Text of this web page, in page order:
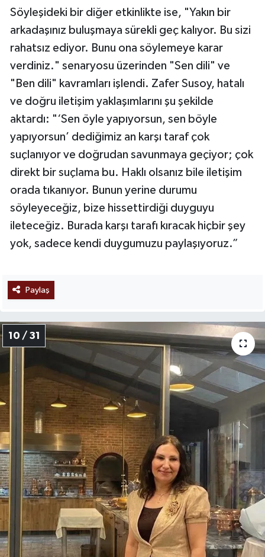
Söyleşideki bir diğer etkinlikte ise, "Yakın bir
arkadaşınız buluşmaya sürekli geç kalıyor. Bu sizi
rahatsız ediyor. Bunu ona söylemeye karar
verdiniz." senaryosu üzerinden "Sen dili" ve
"Ben dili" kavramları işlendi. Zafer Susoy, hatalı
ve doğru iletişim yaklaşımlarını şu şekilde
aktardı: "‘Sen öyle yapıyorsun, sen böyle
yapıyorsun’ dediğimiz an karşı taraf çok
suçlanıyor ve doğrudan savunmaya geçiyor; çok
direkt bir suçlama bu. Haklı olsanız bile iletişim
orada tıkanıyor. Bunun yerine durumu
söyleyeceğiz, bize hissettirdiği duyguyu
ileteceğiz. Burada karşı tarafı kıracak hiçbir şey
yok, sadece kendi duygumuzu paylaşıyoruz.”
Paylaş
10 / 31